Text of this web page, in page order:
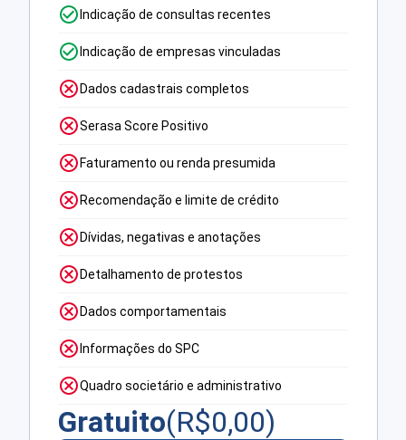
Indicação de consultas recentes
Indicação de empresas vinculadas
Dados cadastrais completos
Serasa Score Positivo
Faturamento ou renda presumida
Recomendação e limite de crédito
Dívidas, negativas e anotações
Detalhamento de protestos
Dados comportamentais
Informações do SPC
Quadro societário e administrativo
Gratuito(R$0,00)